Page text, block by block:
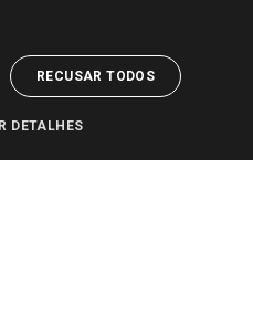
RECUSAR TODOS
DETALHES